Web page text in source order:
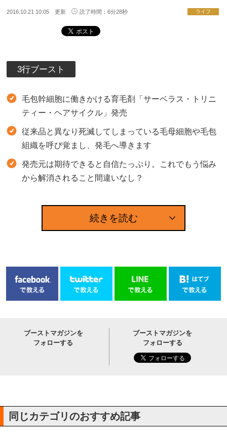
2016.10.21 10:05 更新 読了時間：6分28秒 ライフ
3行ブースト
毛包幹細胞に働きかける育毛剤「サーベラス・トリニ
ティー・ヘアサイクル」発売
従来品と異なり死滅してしまっている毛母細胞や毛包
組織を呼び覚まし、発毛へ導きます
発売元は期待できると自信たっぷり。これでもう悩み
から解消されること間違いなし？
続きを読む
ブーストマガジンを
フォローする
ブーストマガジンを
フォローする
同じカテゴリのおすすめ記事